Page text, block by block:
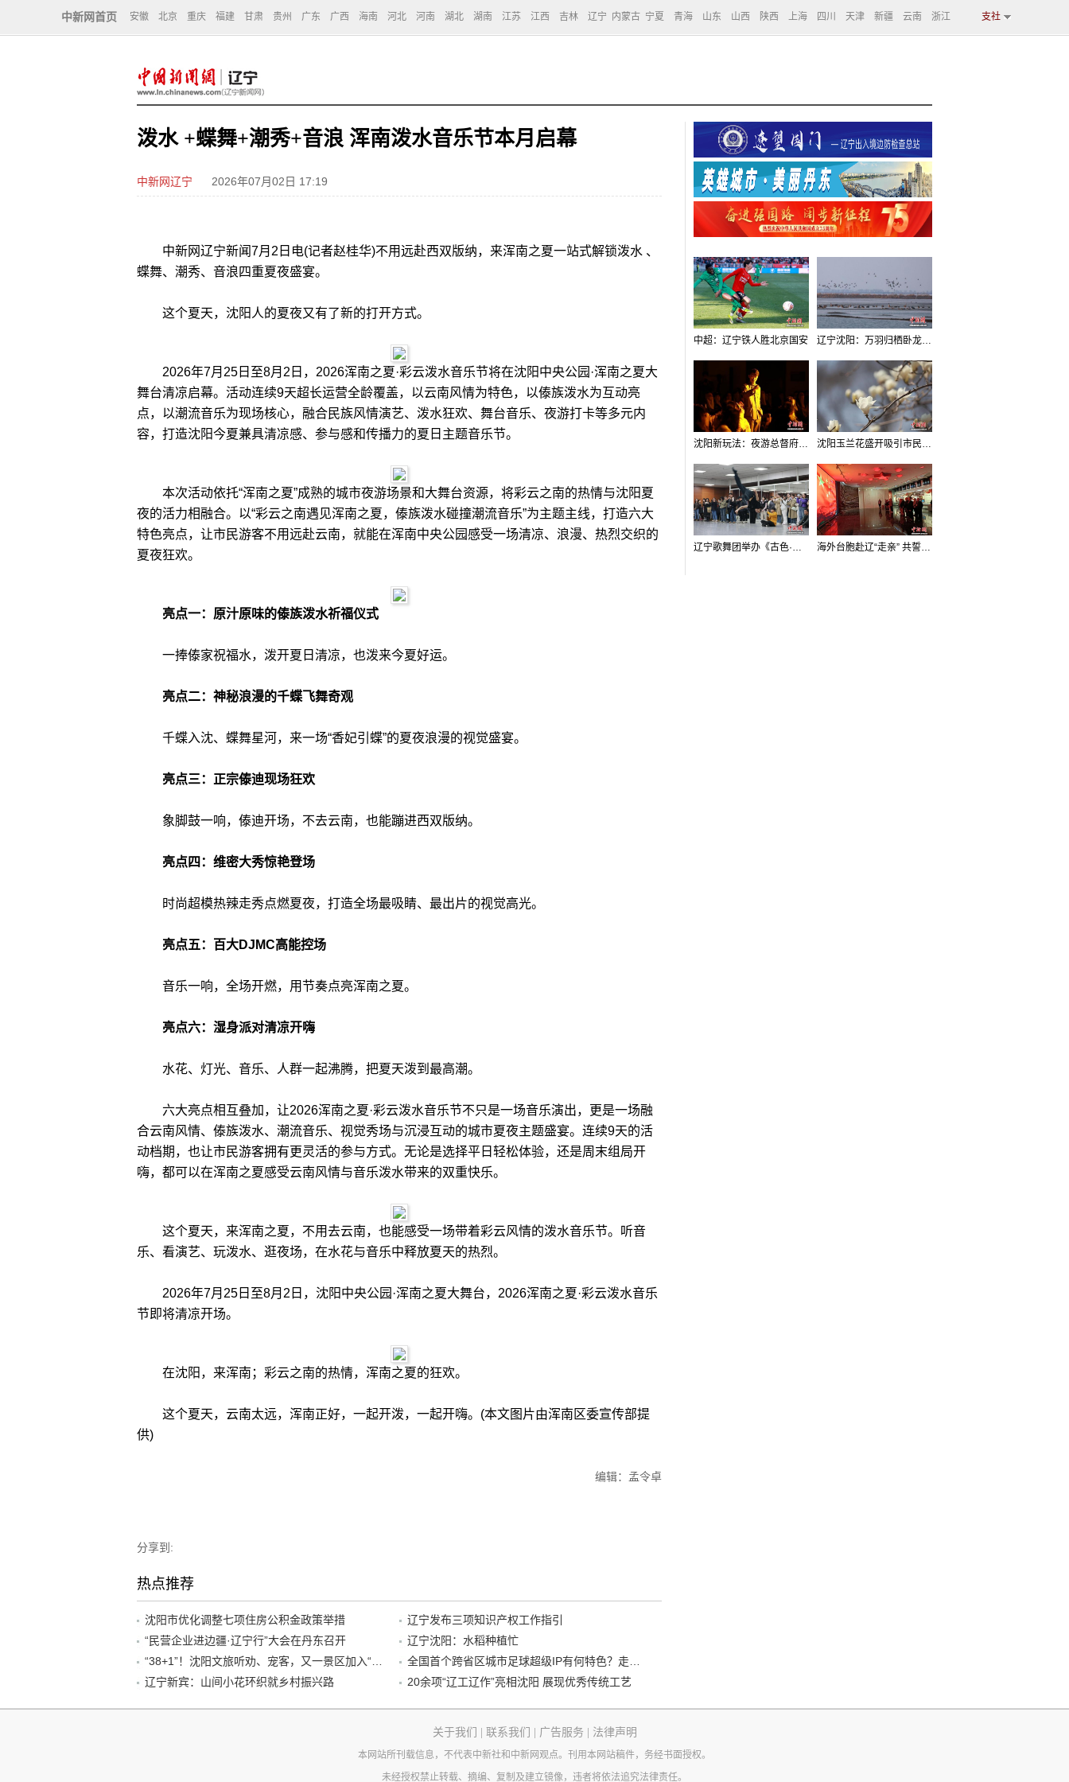
中新网首页 安徽 北京 重庆 福建 甘肃 贵州 广东 广西 海南 河北 河南 湖北 湖南 江苏 江西 吉林 辽宁 内蒙古 宁夏 青海 山东 山西 陕西 上海 四川 天津 新疆 云南 浙江 支社
泼水 +蝶舞+潮秀+音浪 浑南泼水音乐节本月启幕
中新网辽宁 2026年07月02日 17:19
中新网辽宁新闻7月2日电(记者赵桂华)不用远赴西双版纳，来浑南之夏一站式解锁泼水 、
蝶舞、潮秀、音浪四重夏夜盛宴。
这个夏天，沈阳人的夏夜又有了新的打开方式。
2026年7月25日至8月2日，2026浑南之夏·彩云泼水音乐节将在沈阳中央公园·浑南之夏大
舞台清凉启幕。活动连续9天超长运营全龄覆盖，以云南风情为特色，以傣族泼水为互动亮
点，以潮流音乐为现场核心，融合民族风情演艺、泼水狂欢、舞台音乐、夜游打卡等多元内
容，打造沈阳今夏兼具清凉感、参与感和传播力的夏日主题音乐节。
本次活动依托“浑南之夏”成熟的城市夜游场景和大舞台资源，将彩云之南的热情与沈阳夏
夜的活力相融合。以“彩云之南遇见浑南之夏，傣族泼水碰撞潮流音乐”为主题主线，打造六大
特色亮点，让市民游客不用远赴云南，就能在浑南中央公园感受一场清凉、浪漫、热烈交织的
夏夜狂欢。
亮点一：原汁原味的傣族泼水祈福仪式
一捧傣家祝福水，泼开夏日清凉，也泼来今夏好运。
亮点二：神秘浪漫的千蝶飞舞奇观
千蝶入沈、蝶舞星河，来一场“香妃引蝶”的夏夜浪漫的视觉盛宴。
亮点三：正宗傣迪现场狂欢
象脚鼓一响，傣迪开场，不去云南，也能蹦进西双版纳。
亮点四：维密大秀惊艳登场
时尚超模热辣走秀点燃夏夜，打造全场最吸睛、最出片的视觉高光。
亮点五：百大DJMC高能控场
音乐一响，全场开燃，用节奏点亮浑南之夏。
亮点六：湿身派对清凉开嗨
水花、灯光、音乐、人群一起沸腾，把夏天泼到最高潮。
六大亮点相互叠加，让2026浑南之夏·彩云泼水音乐节不只是一场音乐演出，更是一场融
合云南风情、傣族泼水、潮流音乐、视觉秀场与沉浸互动的城市夏夜主题盛宴。连续9天的活
动档期，也让市民游客拥有更灵活的参与方式。无论是选择平日轻松体验，还是周末组局开
嗨，都可以在浑南之夏感受云南风情与音乐泼水带来的双重快乐。
这个夏天，来浑南之夏，不用去云南，也能感受一场带着彩云风情的泼水音乐节。听音
乐、看演艺、玩泼水、逛夜场，在水花与音乐中释放夏天的热烈。
2026年7月25日至8月2日，沈阳中央公园·浑南之夏大舞台，2026浑南之夏·彩云泼水音乐
节即将清凉开场。
在沈阳，来浑南；彩云之南的热情，浑南之夏的狂欢。
这个夏天，云南太远，浑南正好，一起开泼，一起开嗨。(本文图片由浑南区委宣传部提
供)
编辑：孟令卓
分享到:
热点推荐
沈阳市优化调整七项住房公积金政策举措
辽宁发布三项知识产权工作指引
“民营企业进边疆·辽宁行”大会在丹东召开
辽宁沈阳：水稻种植忙
辽宁新宾：山间小花环织就乡村振兴路
20余项“辽工辽作”亮相沈阳 展现优秀传统工艺
中超：辽宁铁人胜北京国安 辽宁沈阳：万羽归栖卧龙湖看群鸟齐飞
沈阳新玩法：夜游总督府，当一回“赴宴者” 沈阳玉兰花盛开吸引市民打卡
辽宁歌舞团举办《古色·国宝辽宁》排练开放日活动 海外台胞赴辽“走亲” 共誓“和平初心”
关于我们 联系我们 广告服务 法律声明
本网站所刊载信息，不代表中新社和中新网观点。刊用本网站稿件，务经书面授权。
未经授权禁止转载、摘编、复制及建立镜像，违者将依法追究法律责任。